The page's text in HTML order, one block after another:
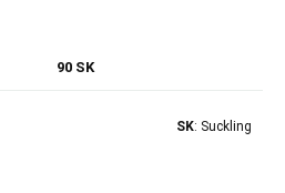
90 SK
SK: Suckling